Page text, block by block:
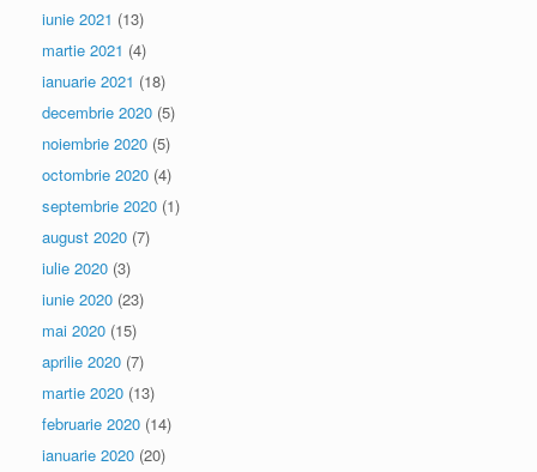
iunie 2021 (13)
martie 2021 (4)
ianuarie 2021 (18)
decembrie 2020 (5)
noiembrie 2020 (5)
octombrie 2020 (4)
septembrie 2020 (1)
august 2020 (7)
iulie 2020 (3)
iunie 2020 (23)
mai 2020 (15)
aprilie 2020 (7)
martie 2020 (13)
februarie 2020 (14)
ianuarie 2020 (20)